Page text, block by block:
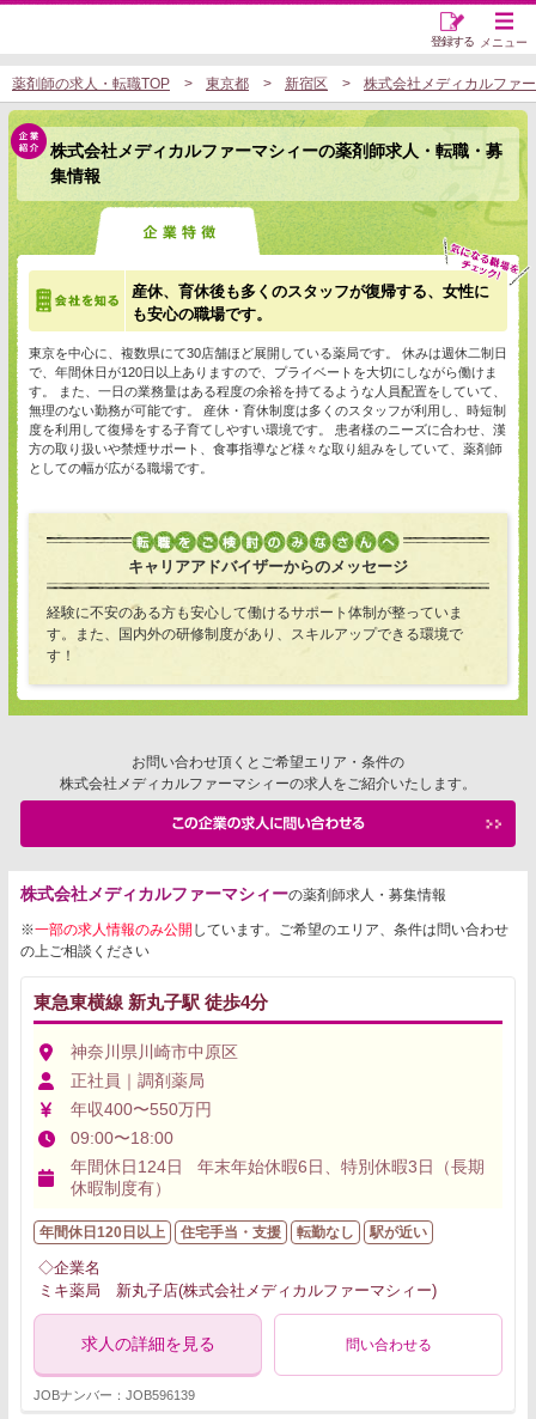
メニュー
登録する
薬剤師の求人・転職TOP 東京都 新宿区 株式会社メディカルファ
株式会社メディカルファーマシィーの薬剤師求人・転職・募
集情報
産休、育休後も多くのスタッフが復帰する、女性に
も安心の職場です。
東京を中心に、複数県にて30店舗ほど展開している薬局です。 休みは週休二制日
で、年間休日が120日以上ありますので、プライベートを大切にしながら働けま
す。 また、一日の業務量はある程度の余裕を持てるような人員配置をしていて、
無理のない勤務が可能です。 産休・育休制度は多くのスタッフが利用し、時短制
度を利用して復帰をする子育てしやすい環境です。 患者様のニーズに合わせ、漢
方の取り扱いや禁煙サポート、食事指導など様々な取り組みをしていて、薬剤師
としての幅が広がる職場です。
キャリアアドバイザーからのメッセージ
経験に不安のある方も安心して働けるサポート体制が整っていま
す。また、国内外の研修制度があり、スキルアップできる環境で
す！
お問い合わせ頂くとご希望エリア・条件の
株式会社メディカルファーマシィーの求人をご紹介いたします。
株式会社メディカルファーマシィーの薬剤師求人・募集情報
※一部の求人情報のみ公開 しています。ご希望のエリア、条件は問い合わせ
の上ご相談ください
東急東横線 新丸子駅 徒歩4分
神奈川県川崎市中原区
正社員｜調剤薬局
年収400〜550万円
09:00〜18:00
年間休日124日 年末年始休暇6日、特別休暇3日（長期
休暇制度有）
年間休日120日以上 住宅手当・支援 転勤なし 駅が近い
◇企業名
ミキ薬局 新丸子店(株式会社メディカルファーマシィー)
求人の詳細を見る 問い合わせる
JOBナンバー：JOB596139